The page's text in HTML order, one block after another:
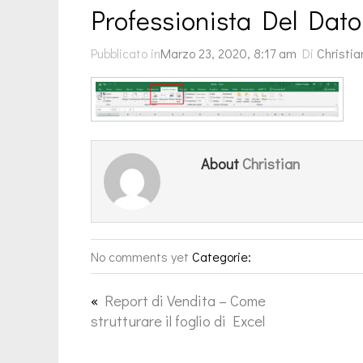
Professionista Del Dato
Pubblicato inMarzo 23, 2020, 8:17 am Di
About Christian
No comments yet Categorie:
« Report di Vendita – Come
strutturare il foglio di Excel